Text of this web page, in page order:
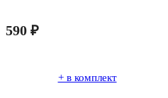
590 ₽
+ в комплект